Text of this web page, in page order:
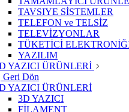
TAVSIYE SİSTEMLER
TELEFON ve TELSİZ
TELEVİZYONLAR
TÜKETİCİ
YAZILIM
YAZICI ÜRÜNLERİ
Geri Dön
YAZICI ÜRÜNLERİ
3D YAZICI
FİLAMENT